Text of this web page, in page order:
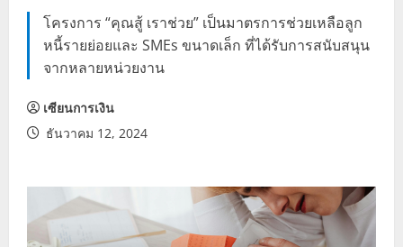
โครงการ “คุณสู้ เราช่วย” เป็นมาตรการช่วยเหลือลูก
หนี้รายย่อยและ SMEs ขนาดเล็ก ที่ได้รับการสนับสนุน
จากหลายหน่วยงาน
เซียนการเงิน
ธันวาคม 12, 2024